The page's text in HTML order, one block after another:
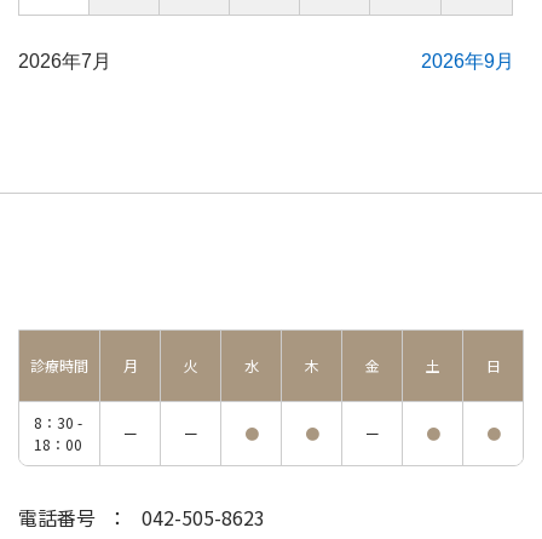
2026年7月 2026年9月
診療時間 月 火 水 木 金 土 日
8：30 -
18：00
ー ー ● ● ー ● ●
電話番号
042-505-8623